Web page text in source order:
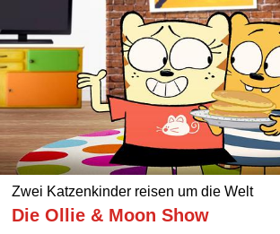
Zwei Katzenkinder reisen um die Welt
Die Ollie & Moon Show